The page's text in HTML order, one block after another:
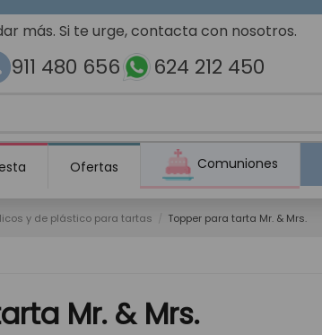
más. Si te urge, contacta con nosotros.
911 480 656 624 212 450
Ofertas Comuniones
y de plástico para tartas Topper para tarta Mr. & Mrs.
Mr. & Mrs.